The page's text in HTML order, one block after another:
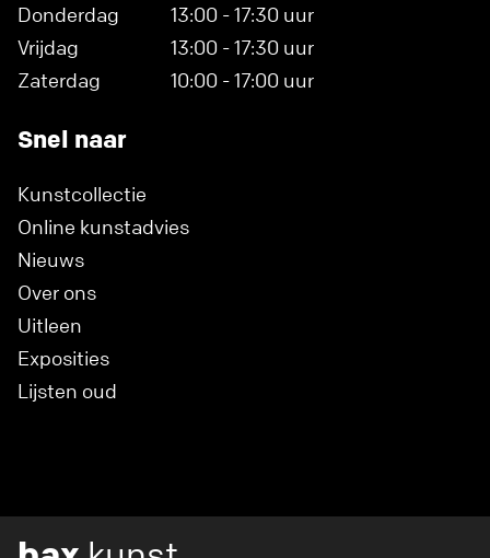
Donderdag
13:00 - 17:30 uur
Vrijdag
13:00 - 17:30 uur
Zaterdag
10:00 - 17:00 uur
Snel naar
Kunstcollectie
Online kunstadvies
Nieuws
Over ons
Uitleen
Exposities
Lijsten oud